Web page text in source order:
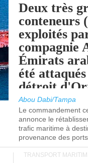
Deux très
conteneurs
exploités
compagnie
Émirats
été
détroit
Abou Dabi/Tampa
Le commandement
annonce le
trafic maritime à
provenance des
TRANSPORT